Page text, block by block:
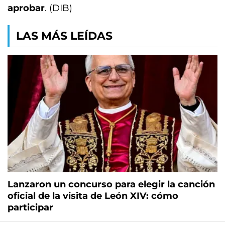
aprobar. (DIB)
LAS MÁS LEÍDAS
Lanzaron un concurso para elegir la canción
oficial de la visita de León XIV: cómo
participar